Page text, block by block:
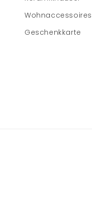
Wohnaccessoires
Geschenkkarte